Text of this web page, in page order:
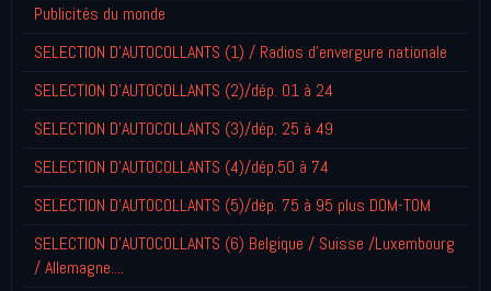
Publicités du monde
SELECTION D'AUTOCOLLANTS (1) / Radios d'envergure nationale
SELECTION D'AUTOCOLLANTS (2)/dép. 01 à 24
SELECTION D'AUTOCOLLANTS (3)/dép. 25 à 49
SELECTION D'AUTOCOLLANTS (4)/dép.50 à 74
SELECTION D'AUTOCOLLANTS (5)/dép. 75 à 95 plus DOM-TOM
SELECTION D'AUTOCOLLANTS (6) Belgique / Suisse /Luxembourg
/ Allemagne....